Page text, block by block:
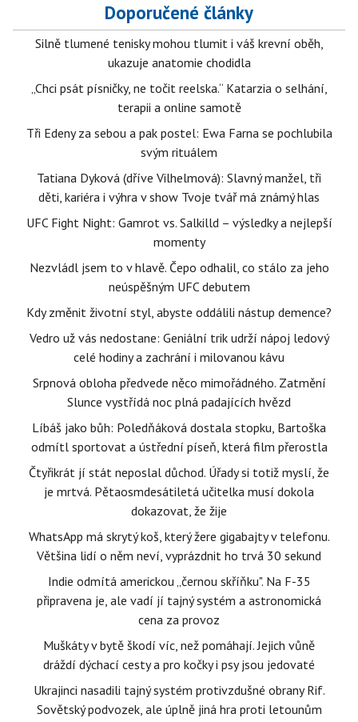
Doporučené články
Silně tlumené tenisky mohou tlumit i váš krevní oběh,
ukazuje anatomie chodidla
„Chci psát písničky, ne točit reelska.“ Katarzia o selhání,
terapii a online samotě
Tři Edeny za sebou a pak postel: Ewa Farna se pochlubila
svým rituálem
Tatiana Dyková (dříve Vilhelmová): Slavný manžel, tři
děti, kariéra i výhra v show Tvoje tvář má známý hlas
UFC Fight Night: Gamrot vs. Salkilld – výsledky a nejlepší
momenty
Nezvládl jsem to v hlavě. Čepo odhalil, co stálo za jeho
neúspěšným UFC debutem
Kdy změnit životní styl, abyste oddálili nástup demence?
Vedro už vás nedostane: Geniální trik udrží nápoj ledový
celé hodiny a zachrání i milovanou kávu
Srpnová obloha předvede něco mimořádného. Zatmění
Slunce vystřídá noc plná padajících hvězd
Líbáš jako bůh: Poledňáková dostala stopku, Bartoška
odmítl sportovat a ústřední píseň, která film přerostla
Čtyřikrát jí stát neposlal důchod. Úřady si totiž myslí, že
je mrtvá. Pětaosmdesátiletá učitelka musí dokola
dokazovat, že žije
WhatsApp má skrytý koš, který žere gigabajty v telefonu.
Většina lidí o něm neví, vyprázdnit ho trvá 30 sekund
Indie odmítá americkou „černou skříňku". Na F-35
připravena je, ale vadí jí tajný systém a astronomická
cena za provoz
Muškáty v bytě škodí víc, než pomáhají. Jejich vůně
dráždí dýchací cesty a pro kočky i psy jsou jedovaté
Ukrajinci nasadili tajný systém protivzdušné obrany Rif.
Sovětský podvozek, ale úplně jiná hra proti letounům